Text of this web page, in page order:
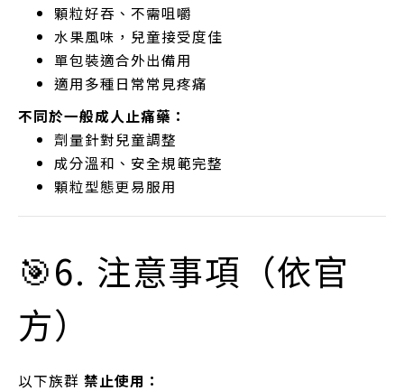
顆粒好吞、不需咀嚼
水果風味，兒童接受度佳
單包裝適合外出備用
適用多種日常常見疼痛
不同於一般成人止痛藥：
劑量針對兒童調整
成分溫和、安全規範完整
顆粒型態更易服用
🎯6. 注意事項（依官
方）
以下族群 禁止使用：